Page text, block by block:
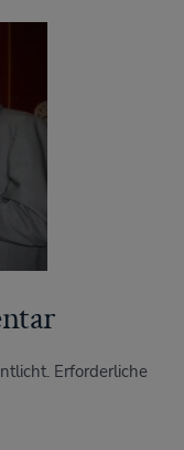
Erforderliche